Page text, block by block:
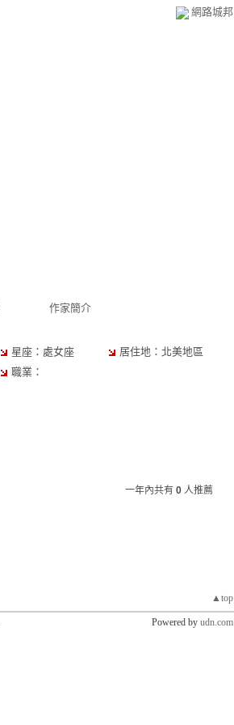
網路城邦
作家簡介
星座：處女座
居住地：北美地區
職業：
一年內共有 0 人推薦
▲top
Powered by udn.com